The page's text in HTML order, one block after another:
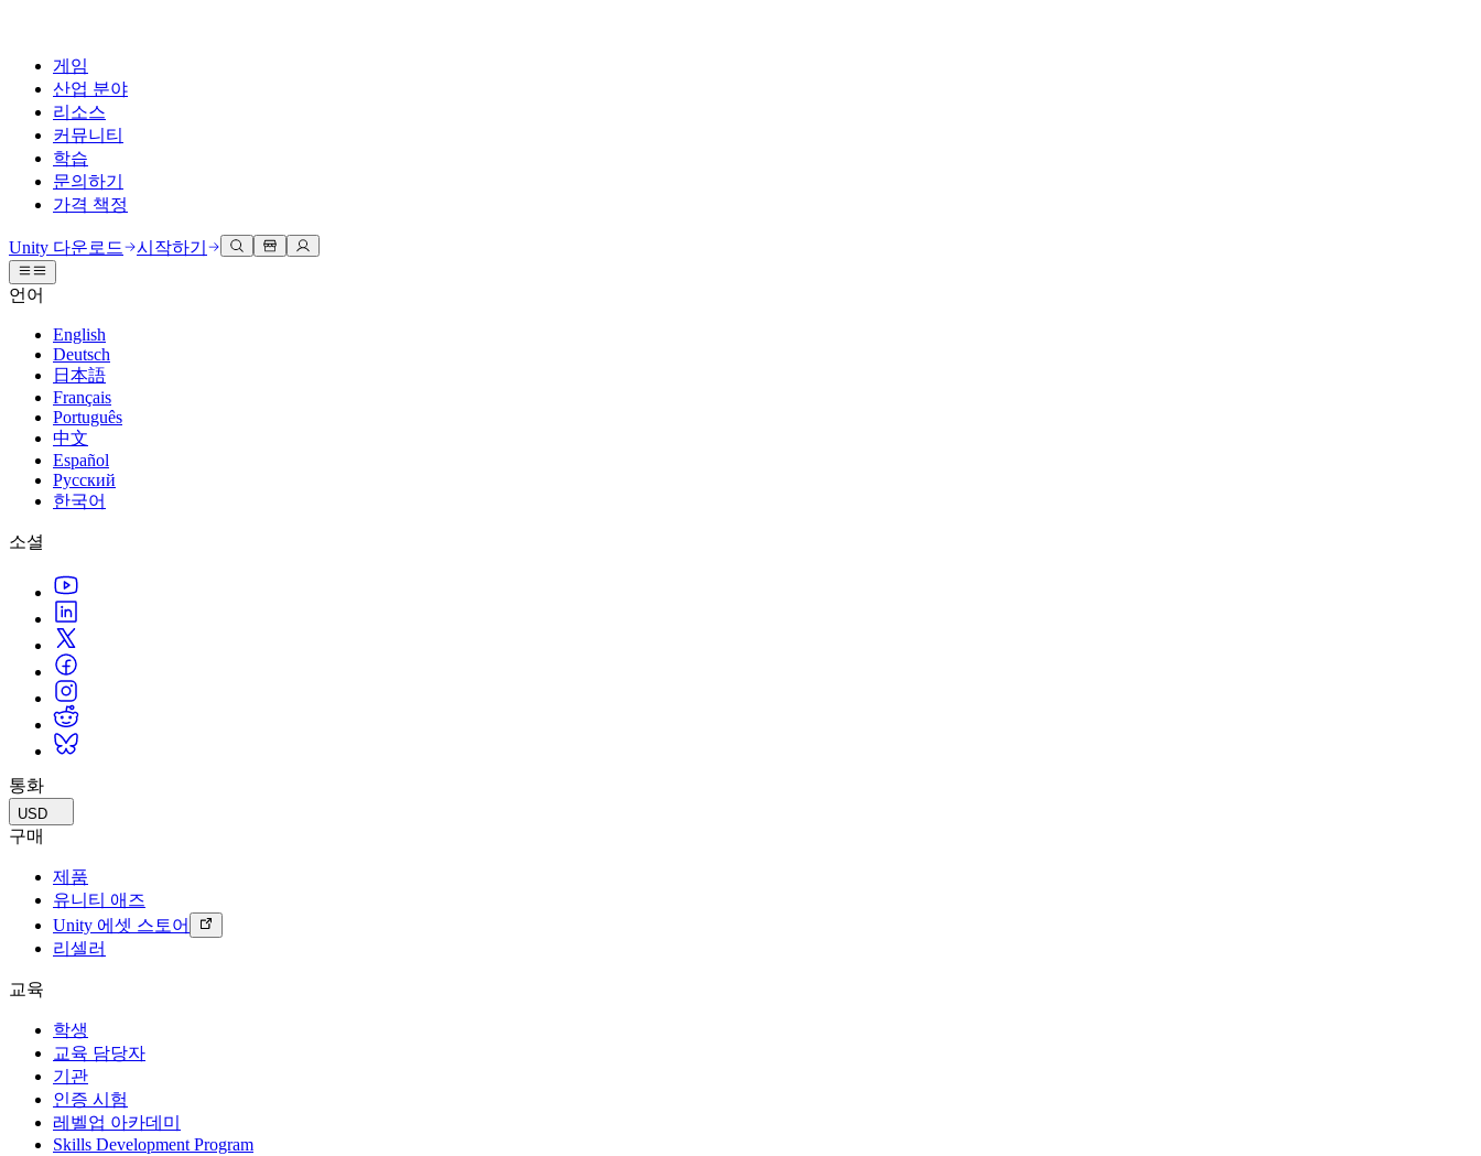
게임
산업 분야
리소스
커뮤니티
학습
문의하기
가격 책정
Unity 엔진
모든 플랫폼 위한 2D 및 3D 게임 제작
협업
팀과 함께 신속한 협업과 반복 작업을 수행하세요.
Unity 다운로드
플랜 및 가격
배포
Unity가 지원하는 25개 이상의 플랫폼을 살펴보세요.
LiveOps
출시 후 인사이트를 확인하고 라이브 게임을 운영하세요.
성장
사용자 확보
모바일 사용자를 검색하고 Acquire
매장 및 D2C 전반에 걸쳐 IAP 관리하세요.
수익화
Unity로 광고하세요
활용 부문
모바일 게임
Unity로 모바일 히트작을 제작하고 성장시키세요.
인디 게임
소규모 팀으로 대작 게임을 출시하세요.
XR 게임
여러 플랫폼에서 XR 게임을 출시하세요.
3D 협업
실시간 3D 프로젝트 빌드 및 검토
몰입형 교육
몰입도 높은 환경 제작
고객 경험
인터랙티브 3D 경험 제작
산업 분야
운영 우수성 확보
리테일
상점 경험을 온라인 경험으로 전환
자동차
혁신을 가속화하고 차량 내 경험을 향상시키세요.
모든 산업 보기
기술 자료
공식 유저. '광고 지면'의 타겟 고객 매뉴얼 및 API 레퍼런스
개발자 툴
릴리스 버전 및 이슈 트래커
로드맵
예정된 기능 검토
기술 용어 라이브러리
활용 사례
실제 성공 사례
베스트 프랙티스 가이드
전문가 팁
데모
데모, 샘플 및 빌딩 블록
모든 리소스
새로운 기능
블로그
업데이트, 정보, 기술 팁
뉴스
토론
토론, 문제 해결, 소통
이벤트
글로벌 이벤트 및 현지 이벤트
커뮤니티 사례
Made with Unity
Unity 크리에이터 소개
Livestreams
Unity Awards
전 세계 Unity 크리에이터 축하
Unity Learn
무료로 Unity 기술 마스터
전문 교육
Unity 강사와 함께 팀의 역량을 강화하세요
Unity 처음 사용하시나요
시작하기
학습 시작하기
Unity 사용이 처음이신가요? 여정 시작하기
사용법 가이드
실용적인 팁 및 베스트 프랙티스
교육
학생용
커리어 시작하기
교육 효율 극대화
교육 라이선스
자격증
Unity 숙련도를 입증하세요
도움 받기
성공을 위한 Unity
Success 플랜
전문가 지원을 통해 더 빠르게 목표 도달률 달성
일반적인 질문에 대한 답변
문의하기
Unity 다운로드 시작하기
언어
English
Deutsch
日本語
Français
Português
中文
Español
Русский
한국어
소셜
통화
USD
구매
제품
유니티 애즈
Unity 에셋 스토어
리셀러
교육
학생
교육 담당자
기관
인증 시험
레벨업 아카데미
Skills Development Program